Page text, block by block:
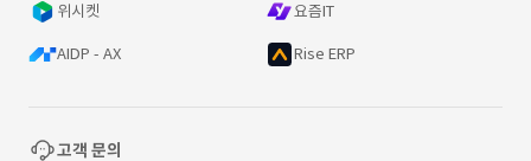
위시켓 요즘IT
AIDP - AX Rise ERP
고객 문의